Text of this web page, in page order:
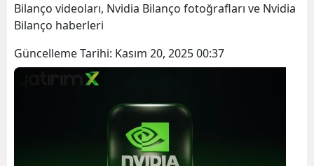
Bilanço videoları, Nvidia Bilanço fotoğrafları ve Nvidia
Bilanço haberleri
Güncelleme Tarihi: Kasım 20, 2025 00:37